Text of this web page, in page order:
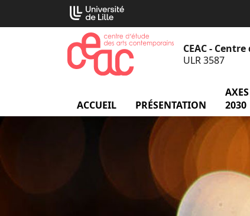
CEAC -
ULR 3587
ACCUEIL PRÉSENTATION menu
2030
Cookies management panel